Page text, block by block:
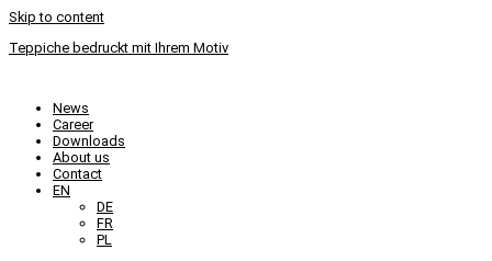
Skip to content
Teppiche bedruckt mit Ihrem Motiv
News
Career
Downloads
About us
Contact
EN
DE
FR
PL